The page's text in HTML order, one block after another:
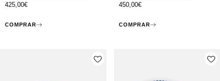
425,00€
COMPRAR
450,00€
COMPRAR